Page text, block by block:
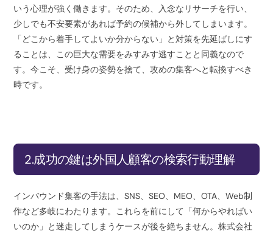
いう心理が強く働きます。そのため、入念なリサーチを行い、
少しでも不安要素があれば予約の候補から外してしまいます。
「どこから着手してよいか分からない」と対策を先延ばしにす
ることは、この巨大な需要をみすみす逃すことと同義なので
す。今こそ、受け身の姿勢を捨て、攻めの集客へと転換すべき
時です。
2.成功の鍵は外国人顧客の検索行動理解
インバウンド集客の手法は、SNS、SEO、MEO、OTA、Web制
作など多岐にわたります。これらを前にして「何からやればい
いのか」と迷走してしまうケースが後を絶ちません。株式会社